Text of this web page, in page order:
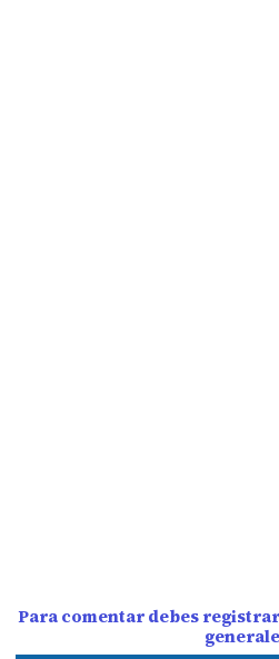
Para comentar debes